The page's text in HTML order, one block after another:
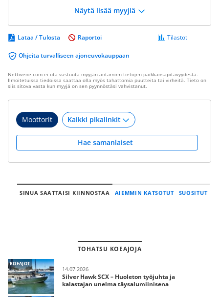
Näytä lisää myyjiä
Lataa / Tulosta
Ohjeita turvalliseen ajoneuvokauppaan
Tilastot
Raportoi
Nettivene.com ei ota vastuuta myyjän antamien tietojen paikkansapitävyydestä.
Ilmoitetuissa tiedoissa saattaa olla myös tahattomia puutteita tai virheitä. Tieto on
siis sitova vasta kun myyjä on sen pyynnöstäsi vahvistanut.
Moottorit
Hae samanlaiset
SINUA SAATTAISI KIINNOSTAA AIEMMIN KATSOTUT SUOSITUT
TOHATSU KOEAJOJA
KOEAJOT
14.07.2026
Silver Hawk SCX – Huoleton työjuhta ja
kalastajan unelma täysalumiinisena